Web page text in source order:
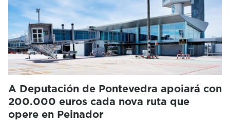
A Deputación de Pontevedra apoiará con
200.000 euros cada nova ruta que
opere en Peinador